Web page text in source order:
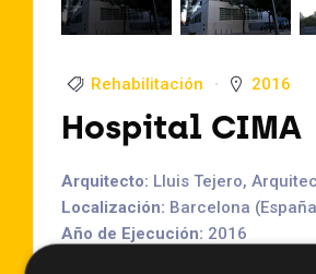
Rehabilitación 2016
Hospital CIMA
Arquitecto: Lluis Tejero,
Localización: Barcelona
Año de Ejecución: 2016